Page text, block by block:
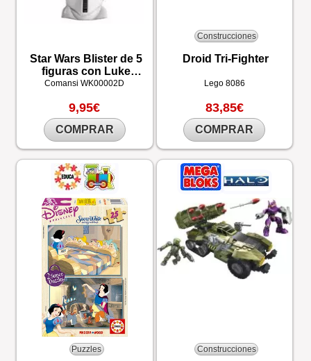
Star Wars Blister de 5
figuras con Luke
Skywalker
ComansiWK00002D
9,95€
COMPRAR
Construcciones
Droid Tri-Fighter
Lego 8086
83,85€
COMPRAR
Puzzles Construcciones